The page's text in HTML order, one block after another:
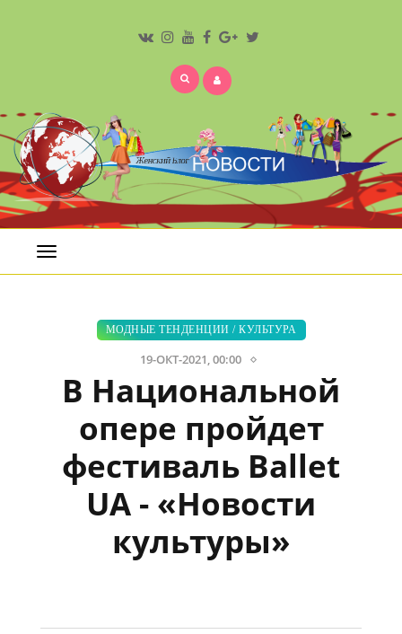
Открыть
меню
МОДНЫЕ ТЕНДЕНЦИИ /КУЛЬТУРА
19-ОКТ-2021, 00:00
В Национальной
опере пройдет
фестиваль Ballet
UA - «Новости
культуры»